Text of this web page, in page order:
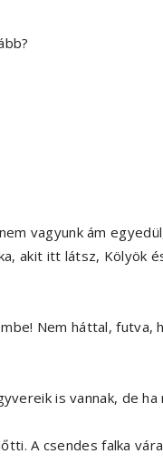
vagyunk ám
akit itt látsz, Kölyök
Nem háttal, futva,
is vannak, de
A csendes falka